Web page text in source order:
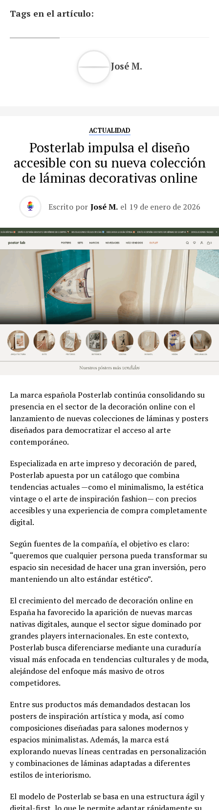
Tags en el artículo:
José M.
ACTUALIDAD
Posterlab impulsa el diseño
accesible con su nueva colección
de láminas decorativas online
Escrito por José M. el 19 de enero de 2026
La marca española Posterlab continúa consolidando su
presencia en el sector de la decoración online con el
lanzamiento de nuevas colecciones de láminas y posters
diseñados para democratizar el acceso al arte
contemporáneo.
Especializada en arte impreso y decoración de pared,
Posterlab apuesta por un catálogo que combina
tendencias actuales —como el minimalismo, la estética
vintage o el arte de inspiración fashion— con precios
accesibles y una experiencia de compra completamente
digital.
Según fuentes de la compañía, el objetivo es claro:
“queremos que cualquier persona pueda transformar su
espacio sin necesidad de hacer una gran inversión, pero
manteniendo un alto estándar estético”.
El crecimiento del mercado de decoración online en
España ha favorecido la aparición de nuevas marcas
nativas digitales, aunque el sector sigue dominado por
grandes players internacionales. En este contexto,
Posterlab busca diferenciarse mediante una curaduría
visual más enfocada en tendencias culturales y de moda,
alejándose del enfoque más masivo de otros
competidores.
Entre sus productos más demandados destacan los
posters de inspiración artística y moda, así como
composiciones diseñadas para salones modernos y
espacios minimalistas. Además, la marca está
explorando nuevas líneas centradas en personalización
y combinaciones de láminas adaptadas a diferentes
estilos de interiorismo.
El modelo de Posterlab se basa en una estructura ágil y